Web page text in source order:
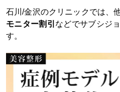
石川/金沢のクリニックでは、
モニター割引 などでサブシジ
す。